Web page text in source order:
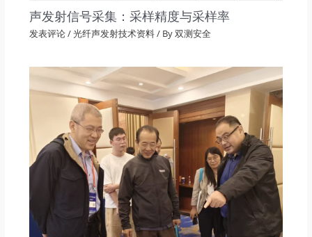
声发射信号采集：采样精度与采样率
发表评论/光纤声发射技术资料/ By双测安全